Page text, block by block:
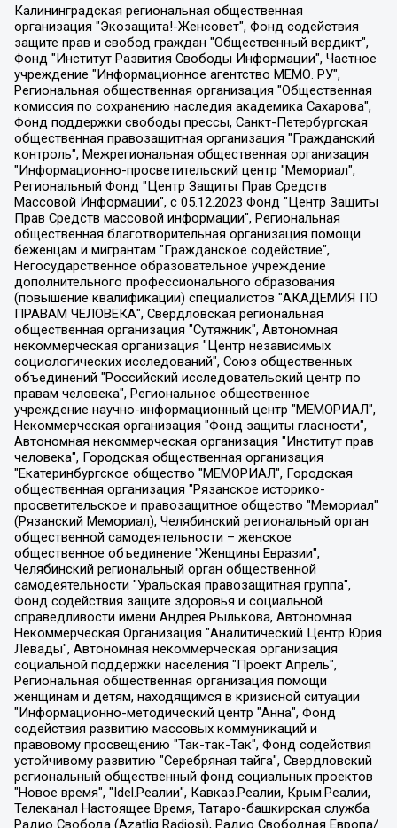
Калининградская региональная общественная организация "Экозащита!-Женсовет", Фонд содействия защите прав и свобод граждан "Общественный вердикт", Фонд "Институт Развития Свободы Информации", Частное учреждение "Информационное агентство МЕМО. РУ", Региональная общественная организация "Общественная комиссия по сохранению наследия академика Сахарова", Фонд поддержки свободы прессы, Санкт-Петербургская общественная правозащитная организация "Гражданский контроль", Межрегиональная общественная организация "Информационно-просветительский центр "Мемориал", Региональный Фонд "Центр Защиты Прав Средств Массовой Информации", с 05.12.2023 Фонд "Центр Защиты Прав Средств массовой информации", Региональная общественная благотворительная организация помощи беженцам и мигрантам "Гражданское содействие", Негосударственное образовательное учреждение дополнительного профессионального образования (повышение квалификации) специалистов "АКАДЕМИЯ ПО ПРАВАМ ЧЕЛОВЕКА", Свердловская региональная общественная организация "Сутяжник", Автономная некоммерческая организация "Центр независимых социологических исследований", Союз общественных объединений "Российский исследовательский центр по правам человека", Региональное общественное учреждение научно-информационный центр "МЕМОРИАЛ", Некоммерческая организация "Фонд защиты гласности", Автономная некоммерческая организация "Институт прав человека", Городская общественная организация "Екатеринбургское общество "МЕМОРИАЛ", Городская общественная организация "Рязанское историко-просветительское и правозащитное общество "Мемориал" (Рязанский Мемориал), Челябинский региональный орган общественной самодеятельности – женское общественное объединение "Женщины Евразии", Челябинский региональный орган общественной самодеятельности "Уральская правозащитная группа", Фонд содействия защите здоровья и социальной справедливости имени Андрея Рылькова, Автономная Некоммерческая Организация "Аналитический Центр Юрия Левады", Автономная некоммерческая организация социальной поддержки населения "Проект Апрель", Региональная общественная организация помощи женщинам и детям, находящимся в кризисной ситуации "Информационно-методический центр "Анна", Фонд содействия развитию массовых коммуникаций и правовому просвещению "Так-так-Так", Фонд содействия устойчивому развитию "Серебряная тайга", Свердловский региональный общественный фонд социальных проектов "Новое время", "Idel.Реалии", Кавказ.Реалии, Крым.Реалии, Телеканал Настоящее Время, Татаро-башкирская служба Радио Свобода (Azatliq Radiosi), Радио Свободная Европа/Радио Свобода (PCE/PC), "Сибирь.Реалии", "Фактограф", Благотворительный фонд помощи осужденным и их семьям, Автономная некоммерческая организация "Институт глобализации и социальных движений", Фонд "В защиту прав заключенных", Частное учреждение "Центр поддержки и содействия развитию средств массовой информации", Пензенский региональный общественный благотворительный фонд "Гражданский союз", "Север.Реалии", Некоммерческая организация Фонд "Правовая инициатива", Общество с ограниченной ответственностью "Радио Свободная Европа/Радио Свобода", Чешское информационное агентство "MEDIUM-ORIENT", Красноярская региональная общественная организация "Мы против СПИДа", Камалягин Денис Николаевич, Маркелов Сергей Евгеньевич, Пономарев Лев Александрович, Савицкая Людмила Алексеевна, Автономная некоммерческая организация "Центр по работе с проблемой насилия "НАСИЛИЮ.НЕТ", Межрегиональный профессиональный союз работников здравоохранения "Альянс врачей", Юридическое лицо, зарегистрированное в Латвийской Республике, SIA "Medusa Project" (регистрационный номер 40103797863, дата регистрации 10.06.2014), Некоммерческая организация "Фонд по борьбе с коррупцией", Автономная некоммерческая организация "Институт права и публичной политики", Баданин Роман Сергеевич, Гликин Максим Александрович, Железнова Мария Михайловна, Лукьянова Юлия Сергеевна, Маетная Елизавета Витальевна, Маняхин Петр Борисович, Чуракова Ольга Владимировна, Ярош Юлия Петровна, Юридическое лицо "The Insider SIA", зарегистрированное в Риге, Латвийская Республика (дата регистрации 26.06.2015), являющееся администратором доменного имени интернет-издания "The Insider SIA", https://theins.ru, Постернак Алексей Евгеньевич, Рубин Михаил Аркадьевич, Анин Роман Александрович, Юридическое лицо Istories fonds, зарегистрированное в Латвийской Республике (регистрационный номер 50008295751, дата регистрации 24.02.2020), Великовский Дмитрий Александрович, Долинина Ирина Николаевна, Мароховская Алеся Алексеевна, Шлейнов Роман Юрьевич, Шмагун Олеся Валентиновна, Общество с ограниченной ответственностью "Альтаир 2021", Общество с ограниченной ответственностью "Вега 2021", Общество с ограниченной ответственностью "Главный редактор 2021", Общество с ограниченной ответственностью "Ромашки монолит", Важенков Артем Валерьевич, Ивановская областная общественная организация "Центр гендерных исследований", Гурман Юрий Альбертович, Медиапроект "ОВД-Инфо", Егоров Владимир Владимирович, Жилинский Владимир Александрович, Общество с ограниченной ответственностью "ЗП", Иванова София Юрьевна, Карезина Инна Павловна, Кильтау Екатерина Викторовна, Петров Алексей Викторович, Пискунов Сергей Евгеньевич, Смирнов Сергей Сергеевич, Тихонов Михаил Сергеевич, Общество с ограниченной ответственностью "ЖУРНАЛИСТ-ИНОСТРАННЫЙ АГЕНТ", Арапова Галина Юрьевна, Вольтская Татьяна Анатольевна, Американская компания "Mason G.E.S. Anonymous Foundation" (США), являющаяся владельцем интернет-издания https://mnews.world/, Компания "Stichting Bellingcat", зарегистрированная в Нидерландах (дата регистрации 11.07.2018), Захаров Андрей Вячеславович, Клепиковская Екатерина Дмитриевна, Общество с ограниченной ответственностью "МЕМО", Перл Роман Александрович, Симонов Евгений Алексеевич, Соловьева Елена Анатольевна, Сотников Даниил Владимирович, Сурначева Елизавета Дмитриевна, Автономная некоммерческая организация по защите прав человека и информированию населения "Якутия – Наше Мнение", Общество с ограниченной ответственностью "Москоу диджитал медиа", с 26.01.2023 Общество с ограниченной ответственностью "Чайка Белые сады", Ветошкина Валерия Валерьевна, Заговора Максим Александрович, Межрегиональное общественное движение "Российская ЛГБТ - сеть", Оленичев Максим Владимирович, Павлов Иван Юрьевич, Скворцова Елена Сергеевна, Общество с ограниченной ответственностью "Как бы инагент", Кочетков Игорь Викторович, Общество с ограниченной ответственностью "Честные выборы", Еланчик Олег Александрович, Общество с ограниченной ответственностью "Нобелевский призыв", Гималова Регина Эмилевна, Григорьев Андрей Валерьевич, Григорьева Алина Александровна, Ассоциация по содействию защите прав призывников, альтернативнослужащих и военнослужащих "Правозащитная группа "Гражданин.Армия.Право", Хисамова Регина Фаритовна, Автономная некоммерческая организация по реализации социально-правовых программ "Лилит", Дальневосточное общественное движение "Маяк", Санкт-Петербургская ЛГБТ-инициативная группа "Выход", Инициативная группа ЛГБТ+ "Реверс", Алексеев Андрей Викторович, Бекбулатова Таисия Львовна, Беляев Иван Михайлович, Владыкина Елена Сергеевна, Гельман Марат Александрович, Никульшина Вероника Юрьевна, Толоконникова Надежда Андреевна, Шендерович Виктор Анатольевич, Общество с ограниченной ответственностью "Данное сообщение", Общество с ограниченной ответственностью Издательский дом "Новая глава", Айнбиндер Александра Александровна, Московский комьюнити-центр для ЛГБТ+инициатив, Благотворительный фонд развития филантропии, Deutsche Welle (Германия, Kurt-Schumacher-Strasse 3, 53113 Bonn), Борзунова Мария Михайловна, Воробьев Виктор Викторович, Голубева Анна Львовна, Константинова Алла Михайловна, Малкова Ирина Владимировна, Мурадов Мурад Абдулгалимович, Осетинская Елизавета Николаевна, Понасенков Евгений Николаевич, Ганапольский Матвей Юрьевич, Киселев Евгений Алексеевич, Борухович Ирина Григорьевна, Дремин Иван Тимофеевич, Дубровский Дмитрий Викторович, Красноярская региональная общественная организация поддержки и развития альтернативных образовательных технологий и межкультурных коммуникаций "ИНТЕРРА", Маяковская Екатерина Алексеевна, Фейгин Марк Захарович, Филимонов Андрей Викторович, Дзугкоева Регина Николаевна, Доброхотов Роман Александрович, Дудь Юрий Александрович, Елкин Сергей Владимирович, Кругликов Кирилл Игоревич, Сабунаева Мария Леонидовна, Семенов Алексей Владимирович, Шаинян Карен Багратович, Шульман Екатерина Михайловна, Асафьев Артур Валерьевич, Вахштайн Виктор Семенович, Венедиктов Алексей Алексеевич, Лушникова Екатерина Евгеньевна, Волков Леонид Михайлович, Невзоров Александр Глебович, Пархоменко Сергей Борисович, Сироткин Ярослав Николаевич, Кара-Мурза Владимир Владимирович, Баранова Наталья Владимировна, Гозман Леонид Яковлевич, Кагарлицкий Борис Юльевич, Климарев Михаил Валерьевич, Милов Владимир Станиславович, Автономная некоммерческая организация Краснодарский центр современного искусства "Типография", Моргенштерн Алишер Тагирович, Соболь Любовь Эдуардовна, Общество с ограниченной ответственностью "ЛИЗА НОРМ", Каспаров Гарри Кимович, Ходорковский Михаил Борисович, Общество с ограниченной ответственностью "Апрельские тезисы", Данилович Ирина Брониславовна, Кашин Олег Владимирович, Петров Николай Владимирович, Пивоваров Алексей Владимирович, Соколов Михаил Владимирович, Цветкова Юлия Владимировна, Чичваркин Евгений Александрович, Комитет против пыток/Команда против пыток, Общество с ограниченной ответственностью "Первый научный", Общество с ограниченной ответственностью "Вертолет и ко", Белоцерковская Вероника Борисовна, Кац Максим Евгеньевич, Лазарева Татьяна Юрьевна, Шаведдинов Руслан Табризович, Яшин Илья Валерьевич, Общество с ограниченной ответственностью "Иноагент ААВ", Алешковский Дмитрий Петрович, Альбац Евгения Марковна, Быков Дмитрий Львович, Галямина Юлия Евгеньевна, Лойко Сергей Леонидович, Мартынов Кирилл Константинович, Медведев Сергей Александрович, Крашенинников Федор Геннадиевич, Гордеева Катерина Вл